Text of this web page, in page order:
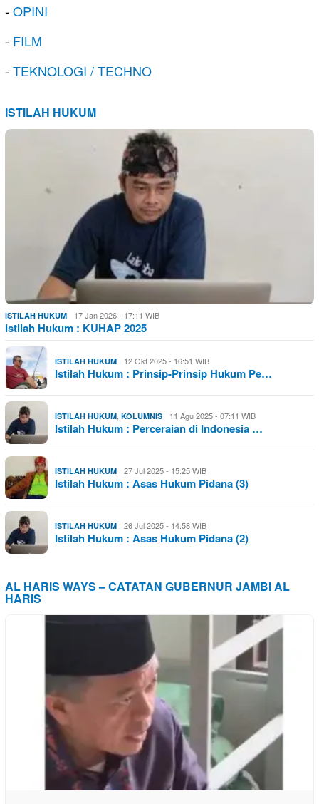
-OPINI
- FILM
-TEKNOLOGI / TECHNO
ISTILAH HUKUM
ISTILAH HUKUM 17 Jan 2026 - 17:11 WIB
Istilah Hukum : KUHAP 2025
ISTILAH HUKUM 12 Okt 2025 - 16:51 WIB
Istilah Hukum : Prinsip-Prinsip Hukum Pe…
ISTILAH HUKUM KOLUMNIS 11 Agu 2025 - 07:11 WIB
Istilah Hukum : Perceraian di Indonesia …
ISTILAH HUKUM 27 Jul 2025 - 15:25 WIB
Istilah Hukum : Asas Hukum Pidana (3)
ISTILAH HUKUM 26 Jul 2025 - 14:58 WIB
Istilah Hukum : Asas Hukum Pidana (2)
AL HARIS WAYS – CATATAN GUBERNUR JAMBI AL
HARIS